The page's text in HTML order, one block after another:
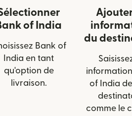
of India
Bank of
India en tant
qu'option de
livraison.
du
of India
comme le